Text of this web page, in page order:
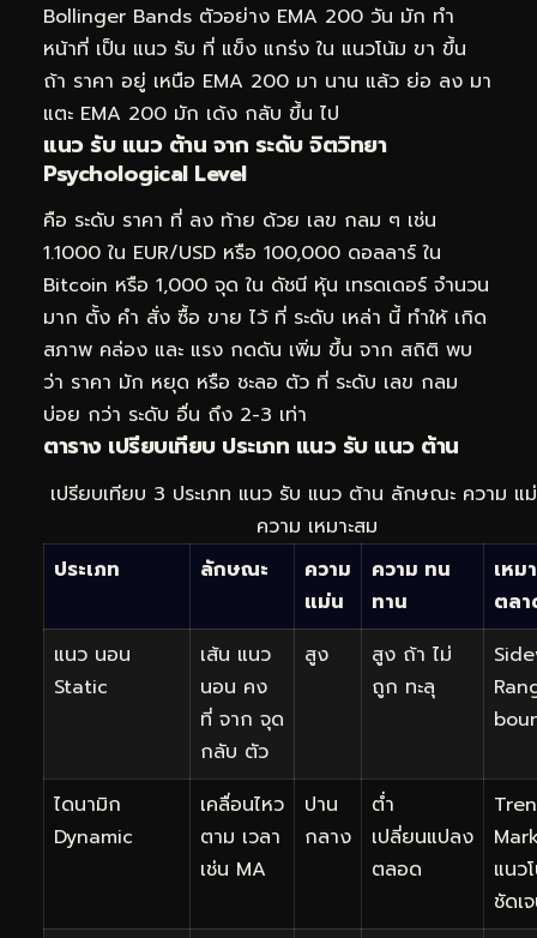
Bollinger Bands ตัวอย่าง EMA 200 วัน มัก ทำ
หน้าที่ เป็น แนว รับ ที่ แข็ง แกร่ง ใน แนวโน้ม ขา ขึ้น
ถ้า ราคา อยู่ เหนือ EMA 200 มา นาน แล้ว ย่อ ลง มา
แตะ EMA 200 มัก เด้ง กลับ ขึ้น ไป
แนว รับ แนว ต้าน จาก ระดับ จิตวิทยา
Psychological Level
คือ ระดับ ราคา ที่ ลง ท้าย ด้วย เลข กลม ๆ เช่น
1.1000 ใน EUR/USD หรือ 100,000 ดอลลาร์ ใน
Bitcoin หรือ 1,000 จุด ใน ดัชนี หุ้น เทรดเดอร์ จำนวน
มาก ตั้ง คำ สั่ง ซื้อ ขาย ไว้ ที่ ระดับ เหล่า นี้ ทำให้ เกิด
สภาพ คล่อง และ แรง กดดัน เพิ่ม ขึ้น จาก สถิติ พบ
ว่า ราคา มัก หยุด หรือ ชะลอ ตัว ที่ ระดับ เลข กลม
บ่อย กว่า ระดับ อื่น ถึง 2-3 เท่า
ตาราง เปรียบเทียบ ประเภท แนว รับ แนว ต้าน
เปรียบเทียบ 3 ประเภท แนว รับ แนว ต้าน ลักษณะ ความ แ
ความ เหมาะสม
ประเภท
ลักษณะ
ความ
แม่น
ความ ทน
ทาน
เหม
ตล
แนว นอน
Static
เส้น แนว
นอน คง
ที่ จาก จุด
กลับ ตัว
สูง
สูง ถ้า ไม่
ถูก ทะลุ
ไดนามิก
Dynamic
เคลื่อนไหว
ตาม เวลา
เช่น MA
ปาน
กลาง
ต่ำ
เปลี่ยนแปลง
ตลอด
แนว
ชัดเ